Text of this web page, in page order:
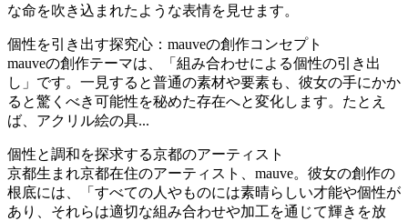
な命を吹き込まれたような表情を見せます。
個性を引き出す探究心：mauveの創作コンセプト
mauveの創作テーマは、「組み合わせによる個性の引き出
し」です。一見すると普通の素材や要素も、彼女の手にかか
ると驚くべき可能性を秘めた存在へと変化します。たとえ
ば、アクリル絵の具...
個性と調和を探求する京都のアーティスト
京都生まれ京都在住のアーティスト、mauve。彼女の創作の
根底には、「すべての人やものには素晴らしい才能や個性が
あり、それらは適切な組み合わせや加工を通じて輝きを放